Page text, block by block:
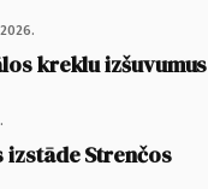
kreklu izšuvumus
izstāde Strenčos